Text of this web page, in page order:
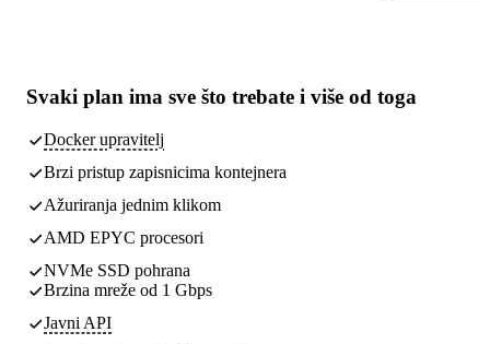
Svaki plan ima sve što trebate i više od toga
Docker upravitelj
Brzi pristup zapisnicima kontejnera
Ažuriranja jednim klikom
AMD EPYC procesori
NVMe SSD pohrana
Brzina mreže od 1 Gbps
Javni API